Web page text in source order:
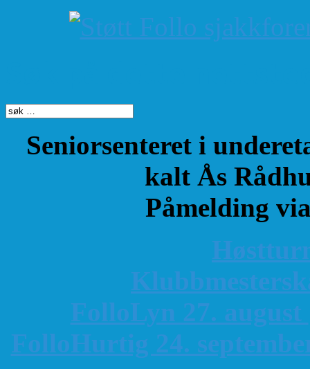
Seniorsenteret i
kalt Ås
Påmelding
K
FolloLyn 27. august
FolloHurtig 24.